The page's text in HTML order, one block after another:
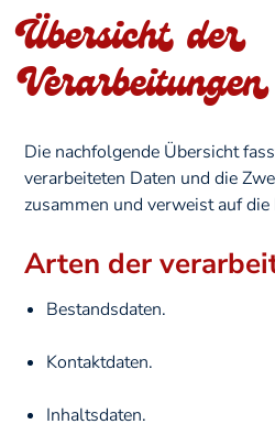
Übersicht der
Verarbeitungen
Die nachfolgende Übersicht
verarbeiteten Daten und die
zusammen und verweist auf
Arten der
Bestandsdaten.
Kontaktdaten.
Inhaltsdaten.